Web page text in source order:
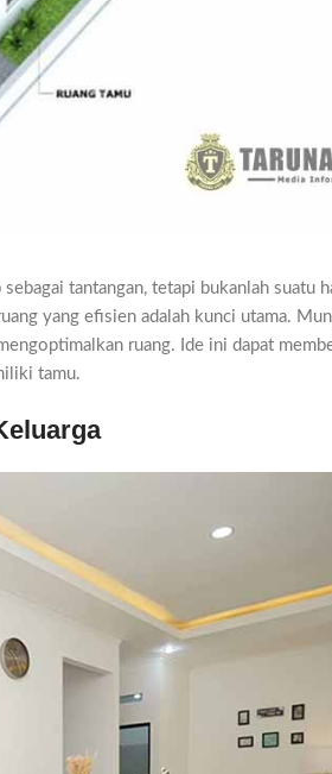
tantangan, tetapi bukanlah suatu
yang efisien adalah kunci utama.
ruang. Ide ini dapat
tamu.